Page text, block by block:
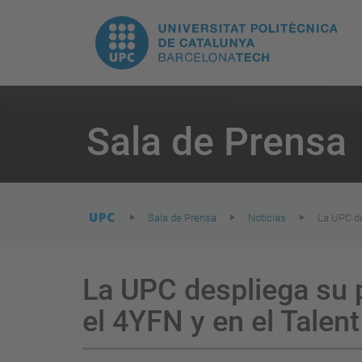
UPC.
Universitat
Politècnica
de
Catalunya
Sala de Prensa
are
here:
Sala de Prensa Noticias La UPC
La UPC despliega
el 4YFN y en el